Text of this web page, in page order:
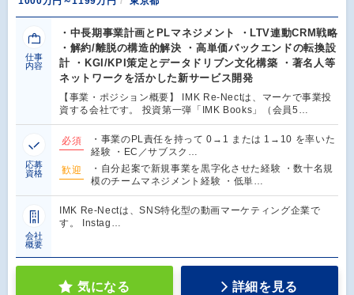
仕事
内容
・中長期事業計画とPLマネジメント ・LTV連動CRM戦略
・解約/離脱の構造的解決 ・高単価バックエンドの転換設
計 ・KGI/KPI策定とデータドリブン文化構築 ・著名人等
ネットワークを活かした新サービス開発
【事業・ポジション概要】 IMK Re-Nectは、マーケで事業投
資する会社です。 投資第一弾「IMK Books」（会員5…
応募
資格
必須
・事業のPL責任を持って 0→1 または 1→10 を率いた
経験 ・EC／サブスク…
歓迎
・自分起案で新規事業を黒字化させた経験 ・数十名規
模のチームマネジメント経験 ・低単…
会社
概要
IMK Re-Nectは、SNS特化型の動画マーケティング企業で
す。 Instag…
気になる 詳細を見る